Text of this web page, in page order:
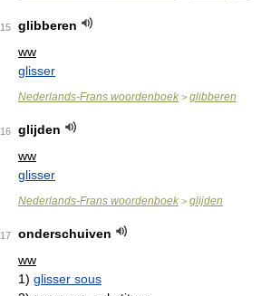
15
glibberen
ww
glisser
Nederlands-Frans woordenboek > glibberen
16
glijden
ww
glisser
Nederlands-Frans woordenboek > glijden
17
onderschuiven
ww
1) glisser sous